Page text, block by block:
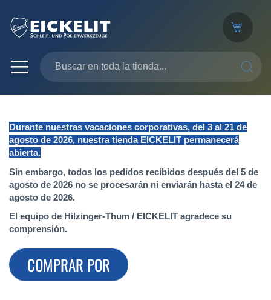
Durante nuestras vacaciones corporativas, del 3 al 21 de
agosto de 2026, nuestra tienda EICKELIT permanecerá
abierta.
Sin embargo, todos los pedidos recibidos después del 5 de
agosto de 2026 no se procesarán ni enviarán hasta el 24 de
agosto de 2026.
El equipo de Hilzinger-Thum / EICKELIT agradece su
comprensión.
COMPRAR POR